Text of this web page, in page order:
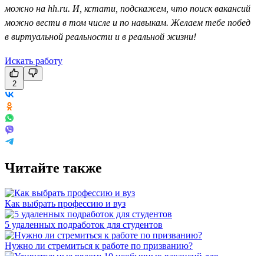
можно на hh.ru. И, кстати, подскажем, что поиск вакансий
можно вести в том числе и по навыкам. Желаем тебе побед
в виртуальной реальности и в реальной жизни!
Искать работу
2
Читайте также
Как выбрать профессию и вуз
5 удаленных подработок для студентов
Нужно ли стремиться к работе по призванию?